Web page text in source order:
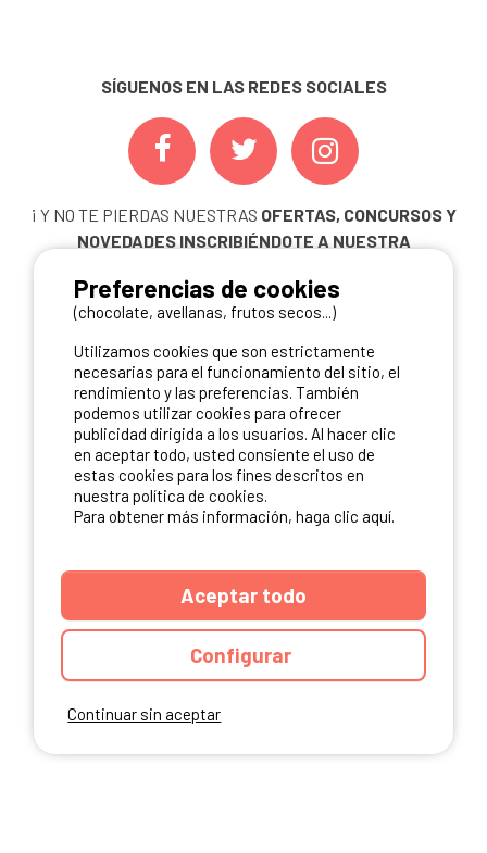
SÍGUENOS EN LAS REDES SOCIALES
¡ Y NO TE PIERDAS NUESTRAS OFERTAS, CONCURSOS Y
NOVEDADES INSCRIBIÉNDOTE A NUESTRA
ME INSCRIBO
NUESTROS PARTNERS
Continuar sin aceptar
Preferencias de cookies
(chocolate, avellanas, frutos secos...)
Utilizamos cookies que son estrictamente
necesarias para el funcionamiento del sitio, el
rendimiento y las preferencias. También
podemos utilizar cookies para ofrecer
publicidad dirigida a los usuarios. Al hacer clic
en aceptar todo, usted consiente el uso de
estas cookies para los fines descritos en
nuestra política de cookies.
Para obtener más información, haga clic aquí.
Aceptar todo
Configurar